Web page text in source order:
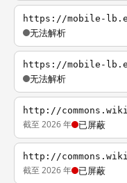
https://mobile-
无法解析
https://mobile-
无法解析
http://
截至 2026 年 已屏蔽
http://
截至 2026 年 已屏蔽